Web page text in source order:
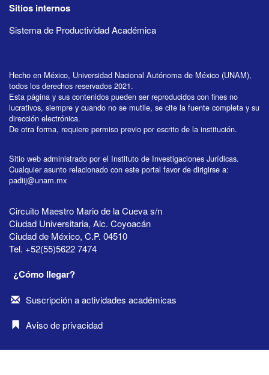
Sitios internos
Sistema de Productividad Académica
Hecho en México, Universidad Nacional Autónoma de México (UNAM),
todos los derechos reservados 2021.
Esta página y sus contenidos pueden ser reproducidos con fines no
lucrativos, siempre y cuando no se mutile, se cite la fuente completa y su
dirección electrónica.
De otra forma, requiere permiso previo por escrito de la institución.
Sitio web administrado por el Instituto de Investigaciones Jurídicas.
Cualquier asunto relacionado con este portal favor de dirigirse a:
padiij@unam.mx
Circuito Maestro Mario de la Cueva s/n
Ciudad Universitaria, Alc. Coyoacán
Ciudad de México, C.P. 04510
Tel. +52(55)5622 7474
¿Cómo llegar?
Suscripción a actividades académicas
Aviso de privacidad